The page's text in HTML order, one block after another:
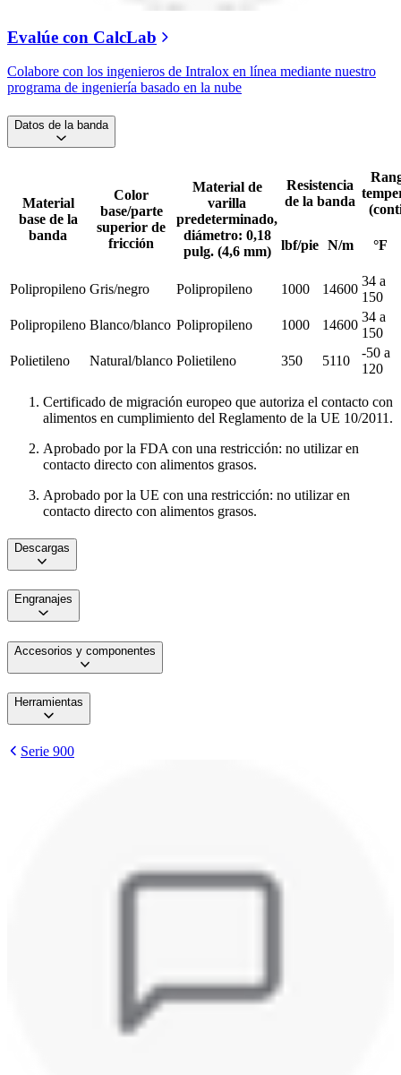
Evalúe con CalcLab
Colabore con los ingenieros de Intralox en línea mediante nuestro
programa de ingeniería basado en la nube
Datos de la banda
Material
base de la
banda
Color
base/parte
superior de
fricción
Material de
varilla
predeterminado,
diámetro: 0,18
pulg. (4,6 mm)
Resistencia
de la banda
lbf/pie N/m °F
Polipropileno Gris/negro Polipropileno 1000 14600
34 a
150
Polipropileno Blanco/blanco Polipropileno 1000 14600
34 a
150
Polietileno
Natural/blanco Polietileno 350 5110
-50 a
120
Certificado de migración europeo que autoriza el contacto con
alimentos en cumplimiento del Reglamento de la UE 10/2011.
Aprobado por la FDA con una restricción: no utilizar en
contacto directo con alimentos grasos.
Aprobado por la UE con una restricción: no utilizar en
contacto directo con alimentos grasos.
Descargas
Engranajes
Accesorios y componentes
Herramientas
Serie 900